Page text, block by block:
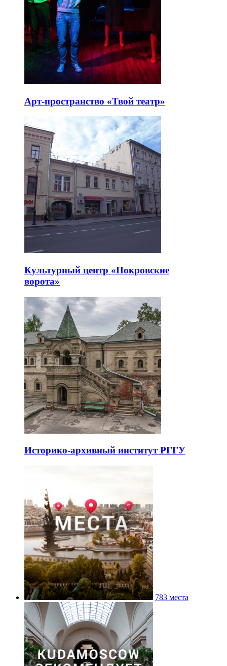
Арт-пространство «Твой театр»
Культурный центр «Покровские
ворота»
Историко-архивный институт РГГУ
783 места